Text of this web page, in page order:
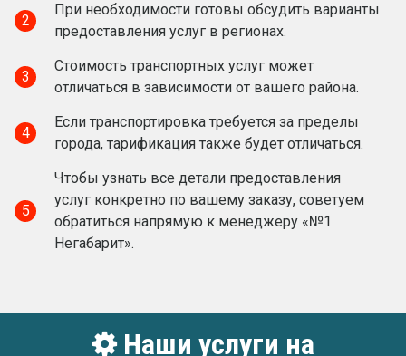
2
При необходимости готовы обсудить варианты
предоставления услуг в регионах.
3
Стоимость транспортных услуг может
отличаться в зависимости от вашего района.
4
Если транспортировка требуется за пределы
города, тарификация также будет отличаться.
5
Чтобы узнать все детали предоставления
услуг конкретно по вашему заказу, советуем
обратиться напрямую к менеджеру «№1
Негабарит».
Наши услуги на